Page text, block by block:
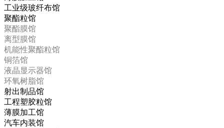
工业级玻纤布馆
聚酯粒馆
聚酯膜馆
离型膜馆
机能性聚酯粒馆
铜箔馆
液晶显示器馆
环氧树脂馆
射出制品馆
工程塑胶粒馆
薄膜加工馆
汽车内装馆